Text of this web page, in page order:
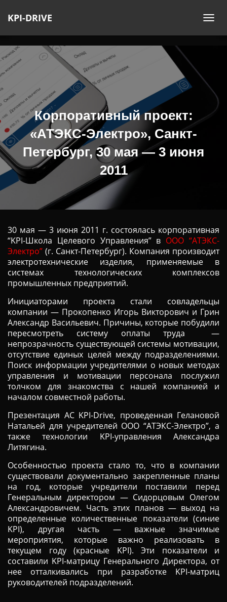
KPI-DRIVE
Е
Л
Ю
Ч
Ц
И
Ю
Корпоративный проект:
«АТЭКС-Электро», Санкт-
Петербург, 30 мая — 3 июня
2011
30 мая — 3 июня 2011 г. состоялась корпоративная
“KPI-Школа Целевого Управления” в ООО “АТЭКС-
Электро” (г. Санкт-Петербург). Компания производит
электротехнические изделия, применяемые в
системах технологических комплексов
промышленных предприятий.
Инициаторами проекта стали совладельцы
компании — Прокопенко Игорь Викторович и Грин
Александр Васильевич. Причины, которые побудили
пересмотреть систему оплаты труда —
непрозрачность существующей системы мотивации,
отсутствие единых целей между подразделениями.
Поиск информации учредителями о новых методах
управления и мотивации персонала послужил
толчком для знакомства с нашей компанией и
началом совместной работы.
Презентация АС KPI-Drive, проведенная Гелановой
Натальей для учредителей ООО “АТЭКС-Электро”, а
также технологии KPI-управления Александра
Литягина.
Особенностью проекта стало то, что в компании
существовали документально закрепленные планы
на год, которые учредители поставили перед
Генеральным директором — Сидорцовым Олегом
Александровичем. Часть этих планов — выход на
определенные количественные показатели (синие
KPI), другая часть — важные значимые
мероприятия, которые важно реализовать в
текущем году (красные KPI). Эти показатели и
составили KPI-матрицу Генерального Директора, от
нее отталкивались при разработке KPI-матриц
руководителей подразделений.